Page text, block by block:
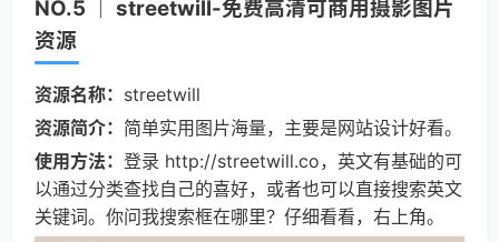
NO.5 ｜ streetwill-免费高清可商用摄影图片
资源
资源名称： streetwill
资源简介： 简单实用图片海量，主要是网站设计好看。
使用方法： 登录 http://streetwill.co，英文有基础的可
以通过分类查找自己的喜好，或者也可以直接搜索英文
关键词。你问我搜索框在哪里？仔细看看，右上角。